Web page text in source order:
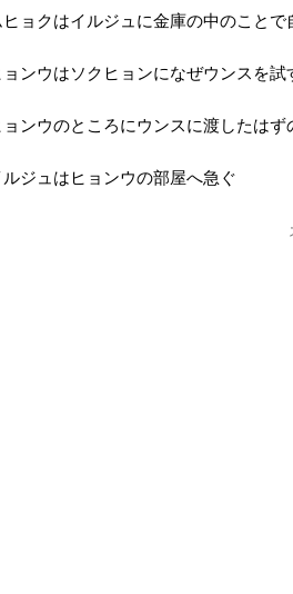
ヒョクはイルジュに金庫の中のことで
ョンウはソクヒョンになぜウンスを試
ョンウのところにウンスに渡したはず
ルジュはヒョンウの部屋へ急ぐ